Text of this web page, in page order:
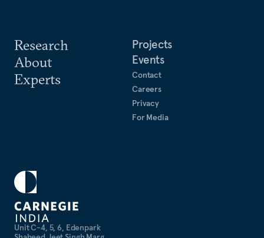
Unit C-4, 5, 6, Edenpark
Research
About
Experts
Projects
Events
Contact
Careers
Privacy
For Media